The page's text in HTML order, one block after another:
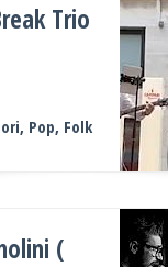
Trio
Pop, Folk
(